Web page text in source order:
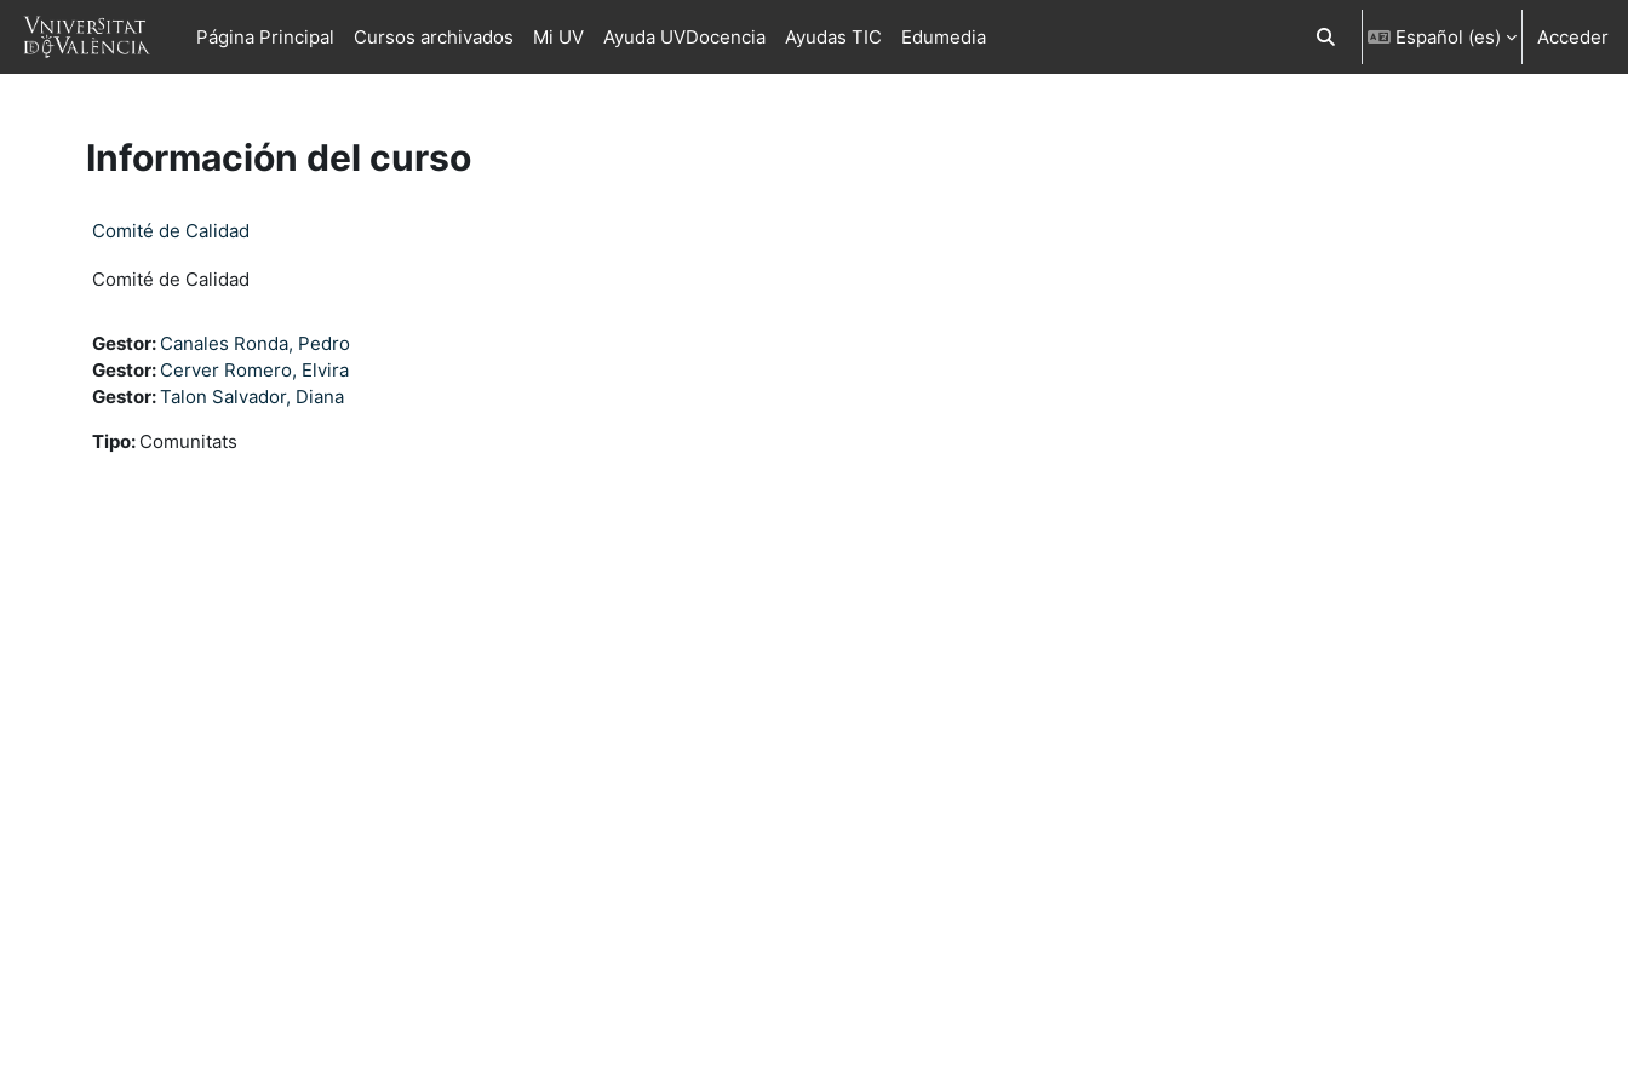
Salta al contenido principal
Página Principal
Cursos archivados Mi UV Ayuda UVDocencia Ayudas TIC Edumedia Selector de búsqueda de entrada
Español ‎(es)‎ Acceder
Información del curso
Comité de Calidad
Comité de Calidad
Gestor: Canales Ronda, Pedro
Gestor: Cerver Romero, Elvira
Gestor:Talon Salvador, Diana
Tipo: Comunitats